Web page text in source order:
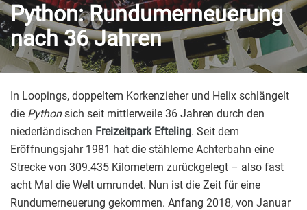
Python: Rundumerneuerung
nach 36 Jahren
In Loopings, doppeltem Korkenzieher und Helix schlängelt
die Pythonsich seit mittlerweile 36 Jahren durch den
niederländischen Freizeitpark Efteling. Seit dem
Eröffnungsjahr 1981 hat die stählerne Achterbahn eine
Strecke von 309.435 Kilometern zurückgelegt – also fast
acht Mal die Welt umrundet. Nun ist die Zeit für eine
Rundumerneuerung gekommen. Anfang 2018, von Januar